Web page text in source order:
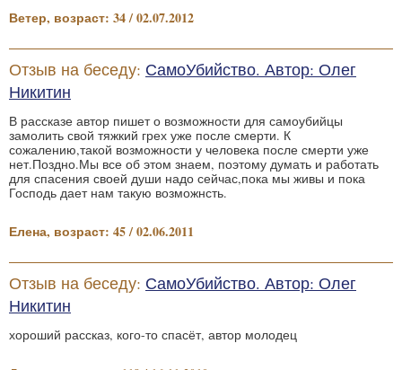
Ветер, возраст: 34 / 02.07.2012
Отзыв на беседу: СамоУбийство. Автор: Олег
Никитин
В рассказе автор пишет о возможности для самоубийцы
замолить свой тяжкий грех уже после смерти. К
сожалению,такой возможности у человека после смерти уже
нет.Поздно.Мы все об этом знаем, поэтому думать и работать
для спасения своей души надо сейчас,пока мы живы и пока
Господь дает нам такую возможнсть.
Елена, возраст: 45 / 02.06.2011
Отзыв на беседу: СамоУбийство. Автор: Олег
Никитин
хороший рассказ, кого-то спасёт, автор молодец